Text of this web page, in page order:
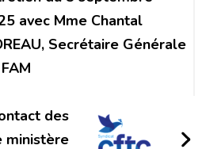
avec Mme Chantal
Secrétaire Générale
des
ministère